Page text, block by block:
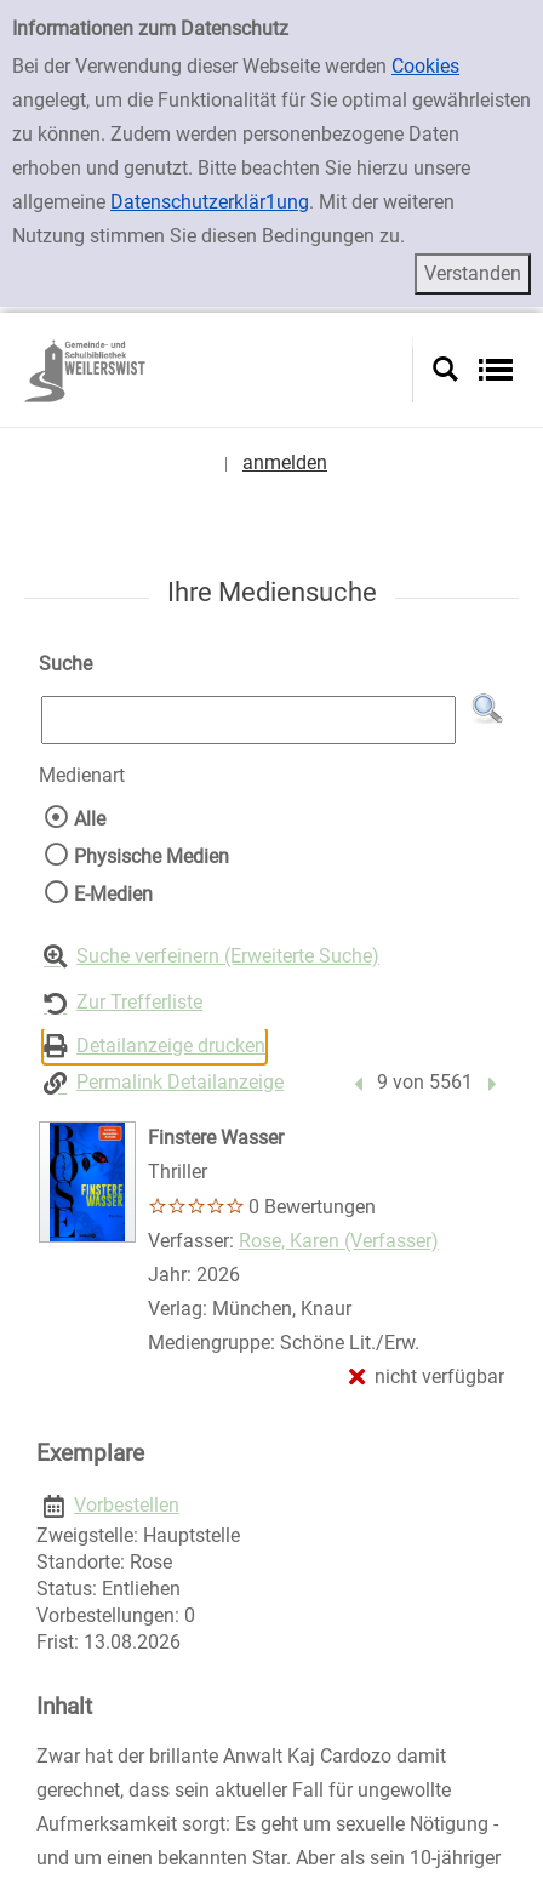
Einfache Suche
Informationen zum Datenschutz
Bei der Verwendung dieser Webseite werden Cookies
angelegt, um die Funktionalität für Sie optimal gewährleisten
zu können. Zudem werden personenbezogene Daten
erhoben und genutzt. Bitte beachten Sie hierzu unsere
allgemeine Datenschutzerklär1ung. Mit der weiteren
Nutzung stimmen Sie diesen Bedingungen zu.
zur Navigation springen
zum Inhalt springen
Zur Detailanzeige springen
anmelden
Ihre Mediensuche
Suche
Medienart
Wählen Sie die Medienart nach der Sie
Alle
Physische Medien
E-Medien
Suche verfeinern (Erweiterte Suche)
Zur Trefferliste
Detailanzeige drucken
Permalink Detailanzeige
Vorheriger Treffer
9 von 5561
Finstere Wasser
Thriller
0 Bewertungen
Verfasser: Suche nach diesem Verfasser
Rose, Karen (Verfasser)
Jahr: 2026
Verlag: München, Knaur
Mediengruppe: Schöne Lit./Erw.
nicht verfügbar
Exemplare
Vorbestellen
Zweigstelle: Hauptstelle
Standorte: Rose
Status: Entliehen
Vorbestellungen: 0
Frist: 13.08.2026
Inhalt
Zwar hat der brillante Anwalt Kaj Cardozo damit
gerechnet, dass sein aktueller Fall für ungewollte
Aufmerksamkeit sorgt: Es geht um sexuelle Nötigung -
und um einen bekannten Star. Aber als sein 10-jähriger